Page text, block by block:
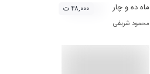
ماه ده و چار
محمود شریفی
۴۸,۰۰۰ ت